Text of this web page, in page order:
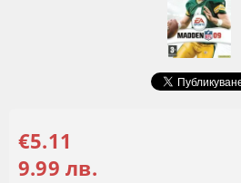
€5.11
9.99 лв.